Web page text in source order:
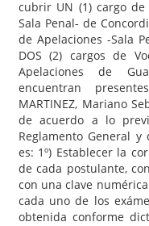
cubrir UN (1) cargo de
Sala Penal- de
de Apelaciones -Sala
DOS (2) cargos de
Apelaciones de
encuentran
MARTINEZ, Mariano
de acuerdo a lo
Reglamento General y
es: 1º) Establecer la
de cada postulante,
con una clave
cada uno de los
obtenida conforme